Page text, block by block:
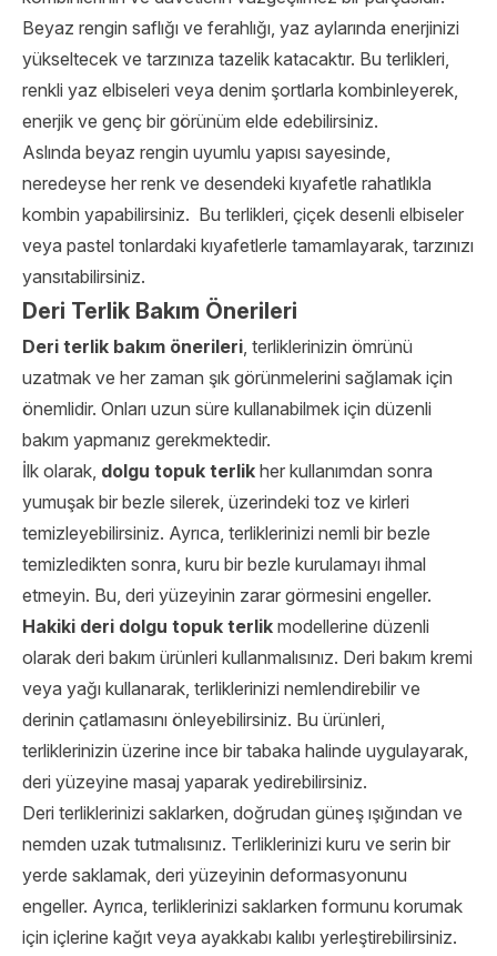
Beyaz rengin saflığı ve ferahlığı, yaz aylarında enerjinizi
yükseltecek ve tarzınıza tazelik katacaktır. Bu terlikleri,
renkli yaz elbiseleri veya denim şortlarla kombinleyerek,
enerjik ve genç bir görünüm elde edebilirsiniz.
Aslında beyaz rengin uyumlu yapısı sayesinde,
neredeyse her renk ve desendeki kıyafetle rahatlıkla
kombin yapabilirsiniz. Bu terlikleri, çiçek desenli elbiseler
veya pastel tonlardaki kıyafetlerle tamamlayarak, tarzınızı
yansıtabilirsiniz.
Deri Terlik Bakım Önerileri
Deri terlik bakım önerileri, terliklerinizin ömrünü
uzatmak ve her zaman şık görünmelerini sağlamak için
önemlidir. Onları uzun süre kullanabilmek için düzenli
bakım yapmanız gerekmektedir.
İlk olarak, dolgu topuk terlik her kullanımdan sonra
yumuşak bir bezle silerek, üzerindeki toz ve kirleri
temizleyebilirsiniz. Ayrıca, terliklerinizi nemli bir bezle
temizledikten sonra, kuru bir bezle kurulamayı ihmal
etmeyin. Bu, deri yüzeyinin zarar görmesini engeller.
Hakiki deri dolgu topuk terlik modellerine düzenli
olarak deri bakım ürünleri kullanmalısınız. Deri bakım kremi
veya yağı kullanarak, terliklerinizi nemlendirebilir ve
derinin çatlamasını önleyebilirsiniz. Bu ürünleri,
terliklerinizin üzerine ince bir tabaka halinde uygulayarak,
deri yüzeyine masaj yaparak yedirebilirsiniz.
Deri terliklerinizi saklarken, doğrudan güneş ışığından ve
nemden uzak tutmalısınız. Terliklerinizi kuru ve serin bir
yerde saklamak, deri yüzeyinin deformasyonunu
engeller. Ayrıca, terliklerinizi saklarken formunu korumak
için içlerine kağıt veya ayakkabı kalıbı yerleştirebilirsiniz.